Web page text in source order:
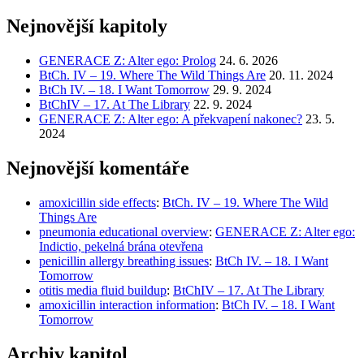
Nejnovější kapitoly
GENERACE Z: Alter ego: Prolog 24. 6. 2026
BtCh. IV – 19. Where The Wild Things Are 20. 11. 2024
BtCh IV. – 18. I Want Tomorrow 29. 9. 2024
BtChIV – 17. At The Library 22. 9. 2024
GENERACE Z: Alter ego: A překvapení nakonec? 23. 5.
2024
Nejnovější komentáře
amoxicillin side effects: BtCh. IV – 19. Where The Wild
Things Are
pneumonia educational overview: GENERACE Z: Alter ego:
Indictio, pekelná brána otevřena
penicillin allergy breathing issues: BtCh IV. – 18. I Want
Tomorrow
otitis media fluid buildup: BtChIV – 17. At The Library
amoxicillin interaction information: BtCh IV. – 18. I Want
Tomorrow